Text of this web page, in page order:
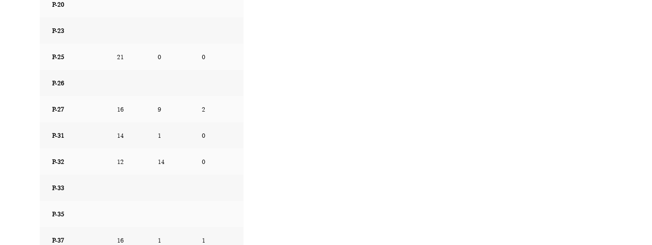
P-20
P-23
P-25 21 0 0
P-26
P-27 16 9 2
P-31 14 1 0
P-32 12 14 0
P-33
P-35
P-37 16 1 1